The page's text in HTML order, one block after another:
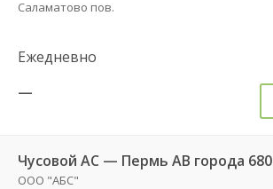
Саламатово пов.
Ежедневно
—
Чусовой АС — Пермь АВ города 680
ООО "АБС"